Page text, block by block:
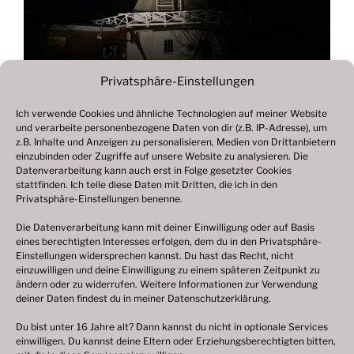
Privatsphäre-Einstellungen
Ich verwende Cookies und ähnliche Technologien auf meiner Website
und verarbeite personenbezogene Daten von dir (z.B. IP-Adresse), um
z.B. Inhalte und Anzeigen zu personalisieren, Medien von Drittanbietern
einzubinden oder Zugriffe auf unsere Website zu analysieren. Die
Datenverarbeitung kann auch erst in Folge gesetzter Cookies
stattfinden. Ich teile diese Daten mit Dritten, die ich in den
Privatsphäre-Einstellungen benenne.
Die Datenverarbeitung kann mit deiner Einwilligung oder auf Basis
eines berechtigten Interesses erfolgen, dem du in den Privatsphäre-
Einstellungen widersprechen kannst. Du hast das Recht, nicht
einzuwilligen und deine Einwilligung zu einem späteren Zeitpunkt zu
ändern oder zu widerrufen. Weitere Informationen zur Verwendung
deiner Daten findest du in meiner Datenschutzerklärung.
Du bist unter 16 Jahre alt? Dann kannst du nicht in optionale Services
einwilligen. Du kannst deine Eltern oder Erziehungsberechtigten bitten,
Beitragsnavigation
Vorheriger
Beitrag
Fotogalerie 2022
© 2003 – 2025 nilsbenthien.de,Datenschutzerklärung
|Cookie-Richtlinie EU|Impressum